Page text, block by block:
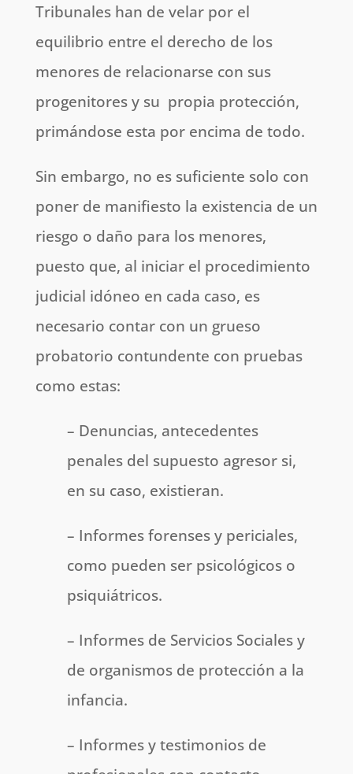
Tribunales han de velar por el
equilibrio entre el derecho de los
menores de relacionarse con sus
progenitores y su propia protección,
primándose esta por encima de todo.
Sin embargo, no es suficiente solo con
poner de manifiesto la existencia de un
riesgo o daño para los menores,
puesto que, al iniciar el procedimiento
judicial idóneo en cada caso, es
necesario contar con un grueso
probatorio contundente con pruebas
como estas:
– Denuncias, antecedentes
penales del supuesto agresor si,
en su caso, existieran.
– Informes forenses y periciales,
como pueden ser psicológicos o
psiquiátricos.
– Informes de Servicios Sociales y
de organismos de protección a la
infancia.
– Informes y testimonios de